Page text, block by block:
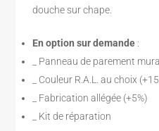
douche sur chape.
En option sur demande :
_ Panneau de parement
_ Couleur R.A.L. au choix
_ Fabrication allégée (+5%)
_ Kit de réparation